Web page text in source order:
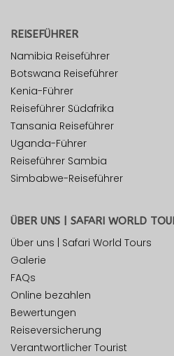
REISEFÜHRER
Namibia Reiseführer
Botswana Reiseführer
Kenia-Führer
Reiseführer Südafrika
Tansania Reiseführer
Uganda-Führer
Reiseführer Sambia
Simbabwe-Reiseführer
ÜBER UNS | SAFARI WORLD
Über uns | Safari World Tours
Galerie
FAQs
Online bezahlen
Bewertungen
Reiseversicherung
Verantwortlicher Tourist